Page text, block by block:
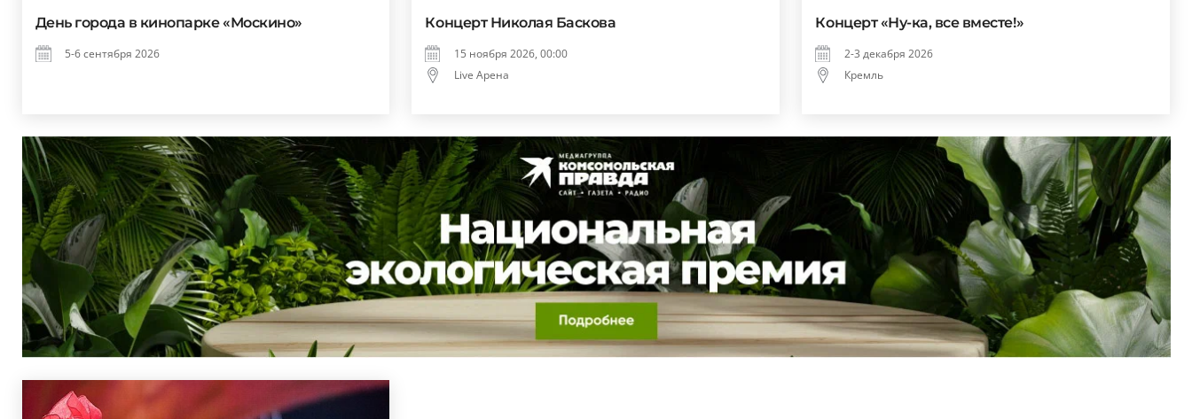
День города в кинопарке «Москино»
5-6 сентября 2026
Концерт Николая Баскова
15 ноября 2026, 00:00
Live Арена
Концерт «Ну-ка, все вместе!»
2-3 декабря 2026
Кремль